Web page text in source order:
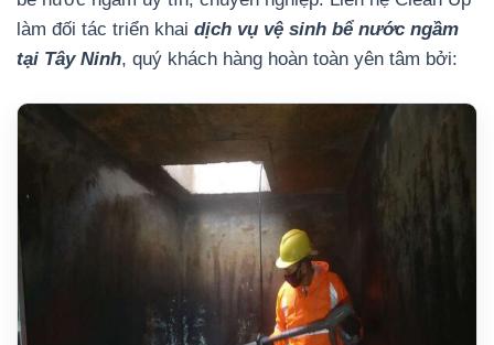
làm đối tác triển khai dịch vụ vệ sinh bể nước ngầm
tại Tây Ninh, quý khách hàng hoàn toàn yên tâm bởi: